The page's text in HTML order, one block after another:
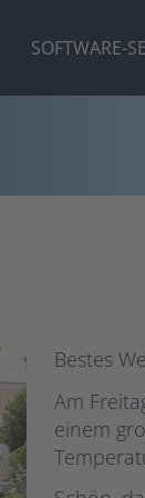
SOFTWARE-
Bestes
Am
einem